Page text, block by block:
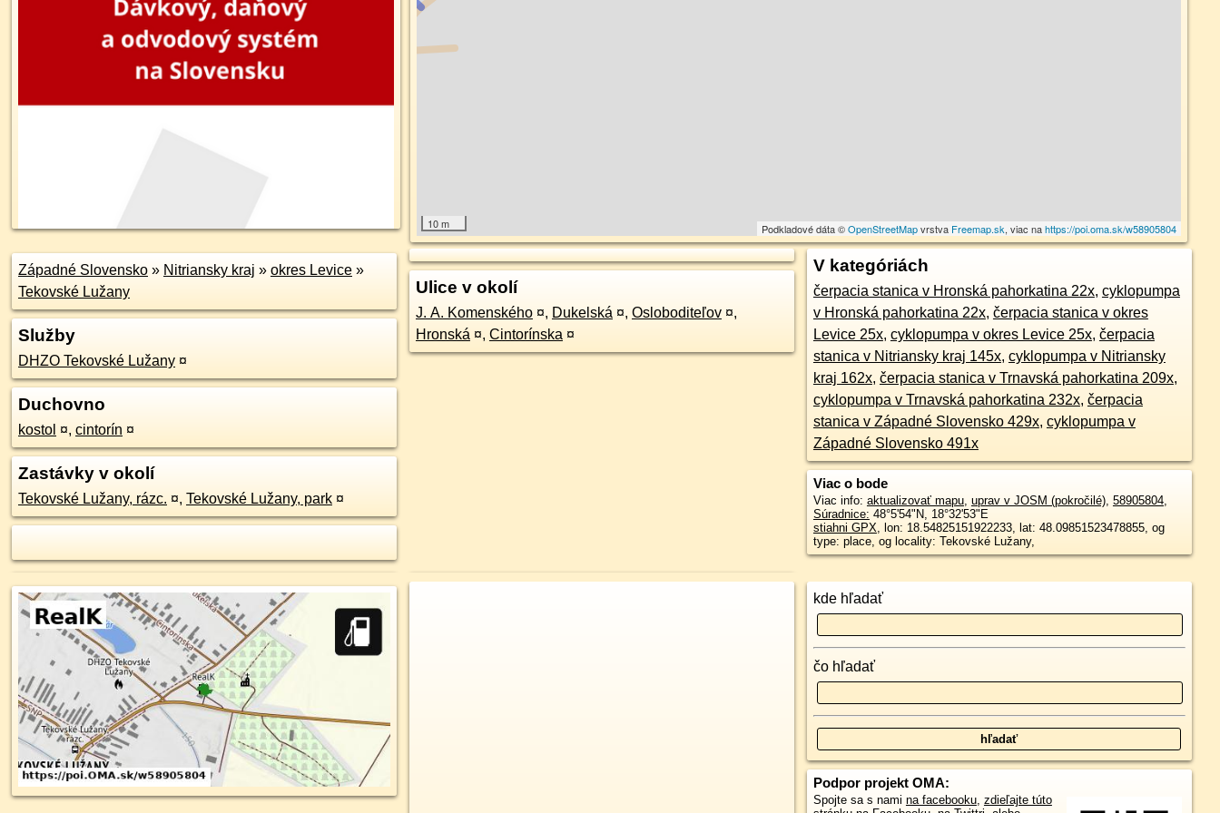
10 m Podkladové dáta ©OpenStreetMapvrstva Freemap.sk, viac nahttps://poi.oma.sk/w58905804
Západné Slovensko » Nitriansky kraj » okres Levice »
Tekovské Lužany
Služby
DHZO Tekovské Lužany ¤
Duchovno
kostol ¤, cintorín ¤
Zastávky v okolí
Tekovské Lužany, rázc. ¤, Tekovské Lužany, park ¤
Ulice v okolí
J. A. Komenského ¤, Dukelská ¤, Osloboditeľov ¤,
Hronská ¤, Cintorínska ¤
V kategóriách
čerpacia stanica v Hronská pahorkatina 22x, cyklopumpa
v Hronská pahorkatina 22x, čerpacia stanica v okres
Levice 25x, cyklopumpa v okres Levice 25x, čerpacia
stanica v Nitriansky kraj 145x, cyklopumpa v Nitriansky
kraj 162x, čerpacia stanica v Trnavská pahorkatina 209x,
cyklopumpa v Trnavská pahorkatina 232x, čerpacia
stanica v Západné Slovensko 429x, cyklopumpa v
Západné Slovensko 491x
Viac o bode
Viac info: aktualizovať mapu, uprav v JOSM (pokročilé), 58905804,
Súradnice: 48°5'54"N, 18°32'53"E
stiahni GPX, lon: 18.54825151922233, lat: 48.09851523478855, og
type: place, og locality: Tekovské Lužany,
kde hľadať
čo hľadať
Podpor projekt OMA:
Spojte sa s nami na facebooku, zdieľajte túto